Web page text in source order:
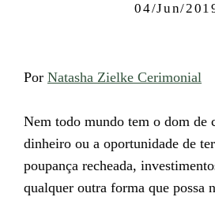
04/Jun/
Por Natasha Zielke Cerimonial
Nem todo mundo tem o dom de
dinheiro ou a oportunidade de
poupança recheada,
qualquer outra forma que possa